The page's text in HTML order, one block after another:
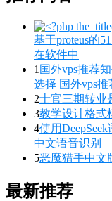
基于proteus的
在软件中
1 国外vps推荐
选择 国外vps
2士官三期转业
3教学设计格式
4使用
中文语音识别
5恶魔猎手中文
最新推荐